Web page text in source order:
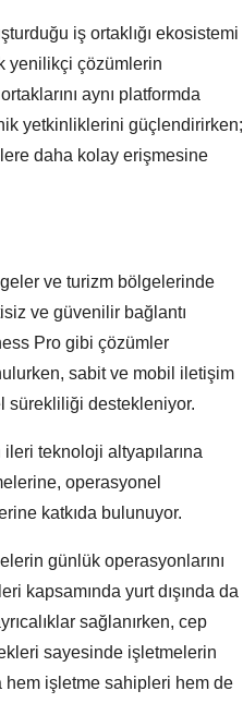
iş ortaklığı ekosistemi
yenilikçi çözümlerin
aynı platformda
yetkinliklerini güçlendirirken;
daha kolay erişmesine
ve turizm bölgelerinde
ve güvenilir bağlantı
Pro gibi çözümler
sabit ve mobil iletişim
sürekliliği destekleniyor.
teknoloji altyapılarına
operasyonel
katkıda bulunuyor.
günlük operasyonlarını
kapsamında yurt dışında da
sağlanırken, cep
sayesinde işletmelerin
hem işletme sahipleri hem de